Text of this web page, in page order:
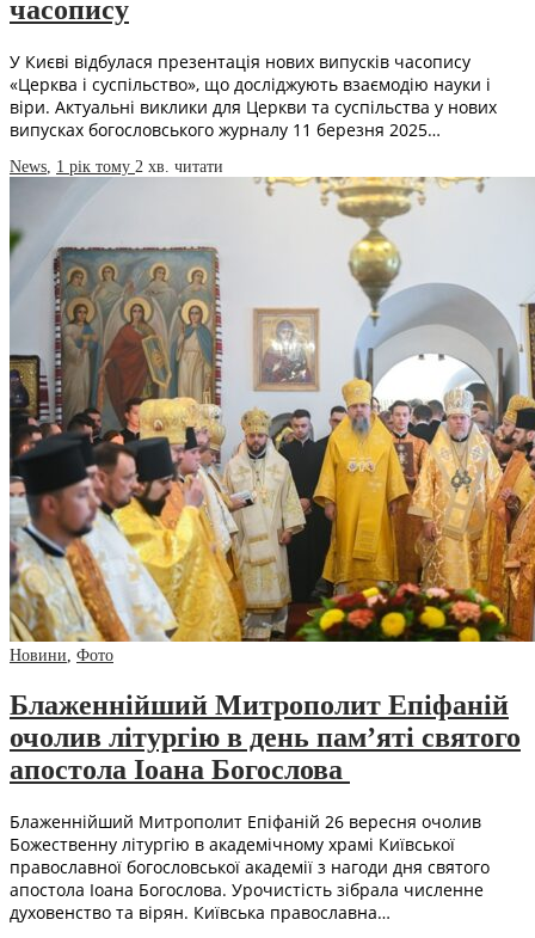
часопису
У Києві відбулася презентація нових випусків часопису
«Церква і суспільство», що досліджують взаємодію науки і
віри. Актуальні виклики для Церкви та суспільства у нових
випусках богословського журналу 11 березня 2025…
News 1 рік тому 2 хв. читати
Новини Фото
Блаженнійший Митрополит Епіфаній
очолив літургію в день пам’яті святого
апостола Іоана Богослова
Блаженнійший Митрополит Епіфаній 26 вересня очолив
Божественну літургію в академічному храмі Київської
православної богословської академії з нагоди дня святого
апостола Іоана Богослова. Урочистість зібрала численне
духовенство та вірян. Київська православна…